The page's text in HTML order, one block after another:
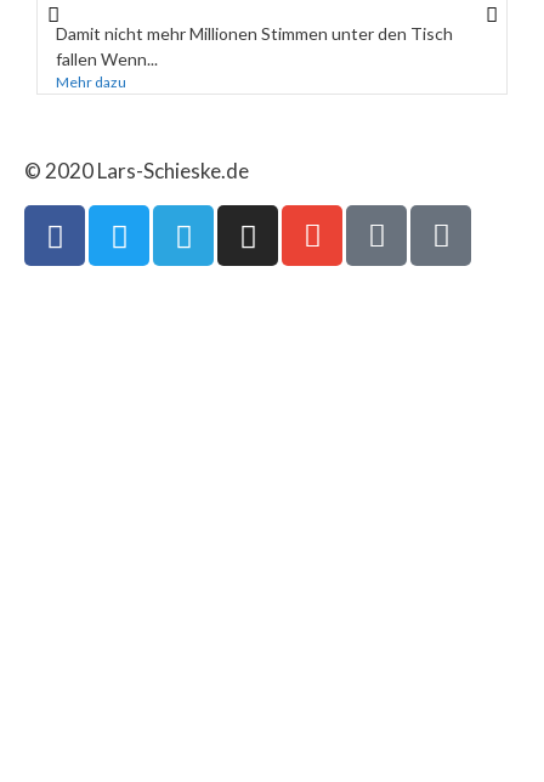
Damit nicht mehr Millionen Stimmen unter den Tisch
fallen Wenn...
Mehr dazu
© 2020 Lars-Schieske.de